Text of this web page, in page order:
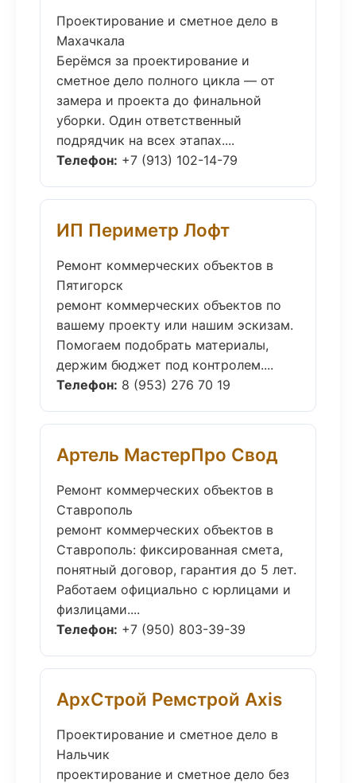
Проектирование и сметное дело в
Махачкала
Берёмся за проектирование и
сметное дело полного цикла — от
замера и проекта до финальной
уборки. Один ответственный
подрядчик на всех этапах....
Телефон: +7 (913) 102-14-79
ИП Периметр Лофт
Ремонт коммерческих объектов в
Пятигорск
ремонт коммерческих объектов по
вашему проекту или нашим эскизам.
Помогаем подобрать материалы,
держим бюджет под контролем....
Телефон: 8 (953) 276 70 19
Артель МастерПро Свод
Ремонт коммерческих объектов в
Ставрополь
ремонт коммерческих объектов в
Ставрополь: фиксированная смета,
понятный договор, гарантия до 5 лет.
Работаем официально с юрлицами и
физлицами....
Телефон: +7 (950) 803-39-39
АрхСтрой Ремстрой Axis
Проектирование и сметное дело в
Нальчик
проектирование и сметное дело без